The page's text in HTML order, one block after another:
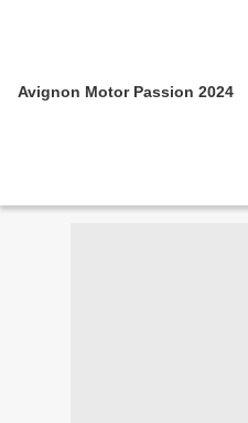
Avignon Motor Passion 2024